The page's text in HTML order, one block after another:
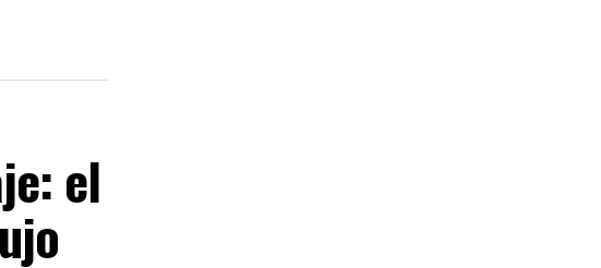
el